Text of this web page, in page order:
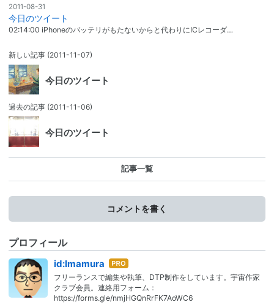
2011-08-31
今日のツイート
02:14:00 iPhoneのバッテリがもたないからと代わりにICレコーダ…
新しい記事 (2011-11-07)
今日のツイート
過去の記事 (2011-11-06)
今日のツイート
記事一覧
コメントを書く
プロフィール
id:Imamura はて
なブ
ログ
Pro
フリーランスで編集や執筆、DTP制作をしています。宇宙作家
クラブ会員。連絡用フォーム：
https://forms.gle/nmjHGQnRrFK7AoWC6